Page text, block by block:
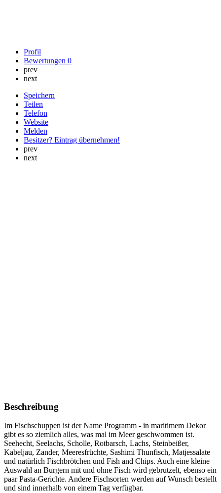
Profil
Bewertungen 0
prev
next
Speichern
Teilen
Telefon
Website
Melden
Besitzer? Eintrag übernehmen!
prev
next
Beschreibung
Im Fischschuppen ist der Name Programm - in maritimem Dekor
gibt es so ziemlich alles, was mal im Meer geschwommen ist.
Seehecht, Seelachs, Scholle, Rotbarsch, Lachs, Steinbeißer,
Kabeljau, Zander, Meeresfrüchte, Sashimi Thunfisch, Matjessalate
und natürlich Fischbrötchen und Fish and Chips. Auch eine kleine
Auswahl an Burgern mit und ohne Fisch wird gebrutzelt, ebenso ein
paar Pasta-Gerichte. Andere Fischsorten werden auf Wunsch bestellt
und sind innerhalb von einem Tag verfügbar.